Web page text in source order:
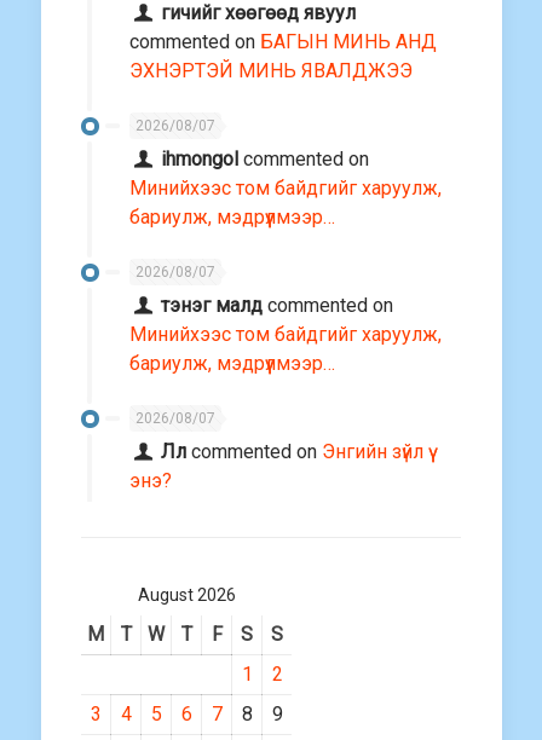
гичийг хөөгөөд явуул
commented on БАГЫН МИНЬ АНД
ЭХНЭРТЭЙ МИНЬ ЯВАЛДЖЭЭ
2026/08/07
ihmongol commented on
Минийхээс том байдгийг харуулж,
бариулж, мэдрүүлмээр…
2026/08/07
тэнэг малд commented on
Минийхээс том байдгийг харуулж,
бариулж, мэдрүүлмээр…
2026/08/07
Лл commented on Энгийн зүйл үү
энэ?
August 2026
M T W T F S
S
1
2
3
4 5 6 7 8
9